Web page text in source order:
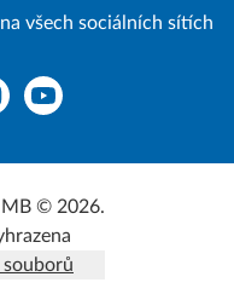
všech sociálních sítích
YouTube
MB © 2026.
souborů